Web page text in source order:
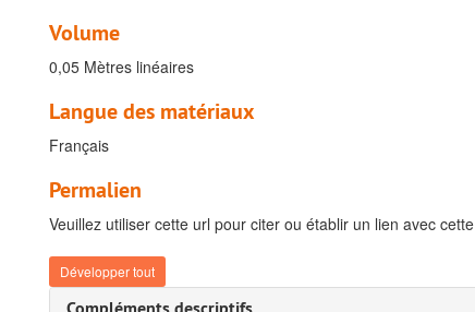
Volume
0,05 Mètres linéaires
Langue des matériaux
Français
Permalien
Veuillez utiliser cette url pour citer ou établir un lien avec
Développer tout